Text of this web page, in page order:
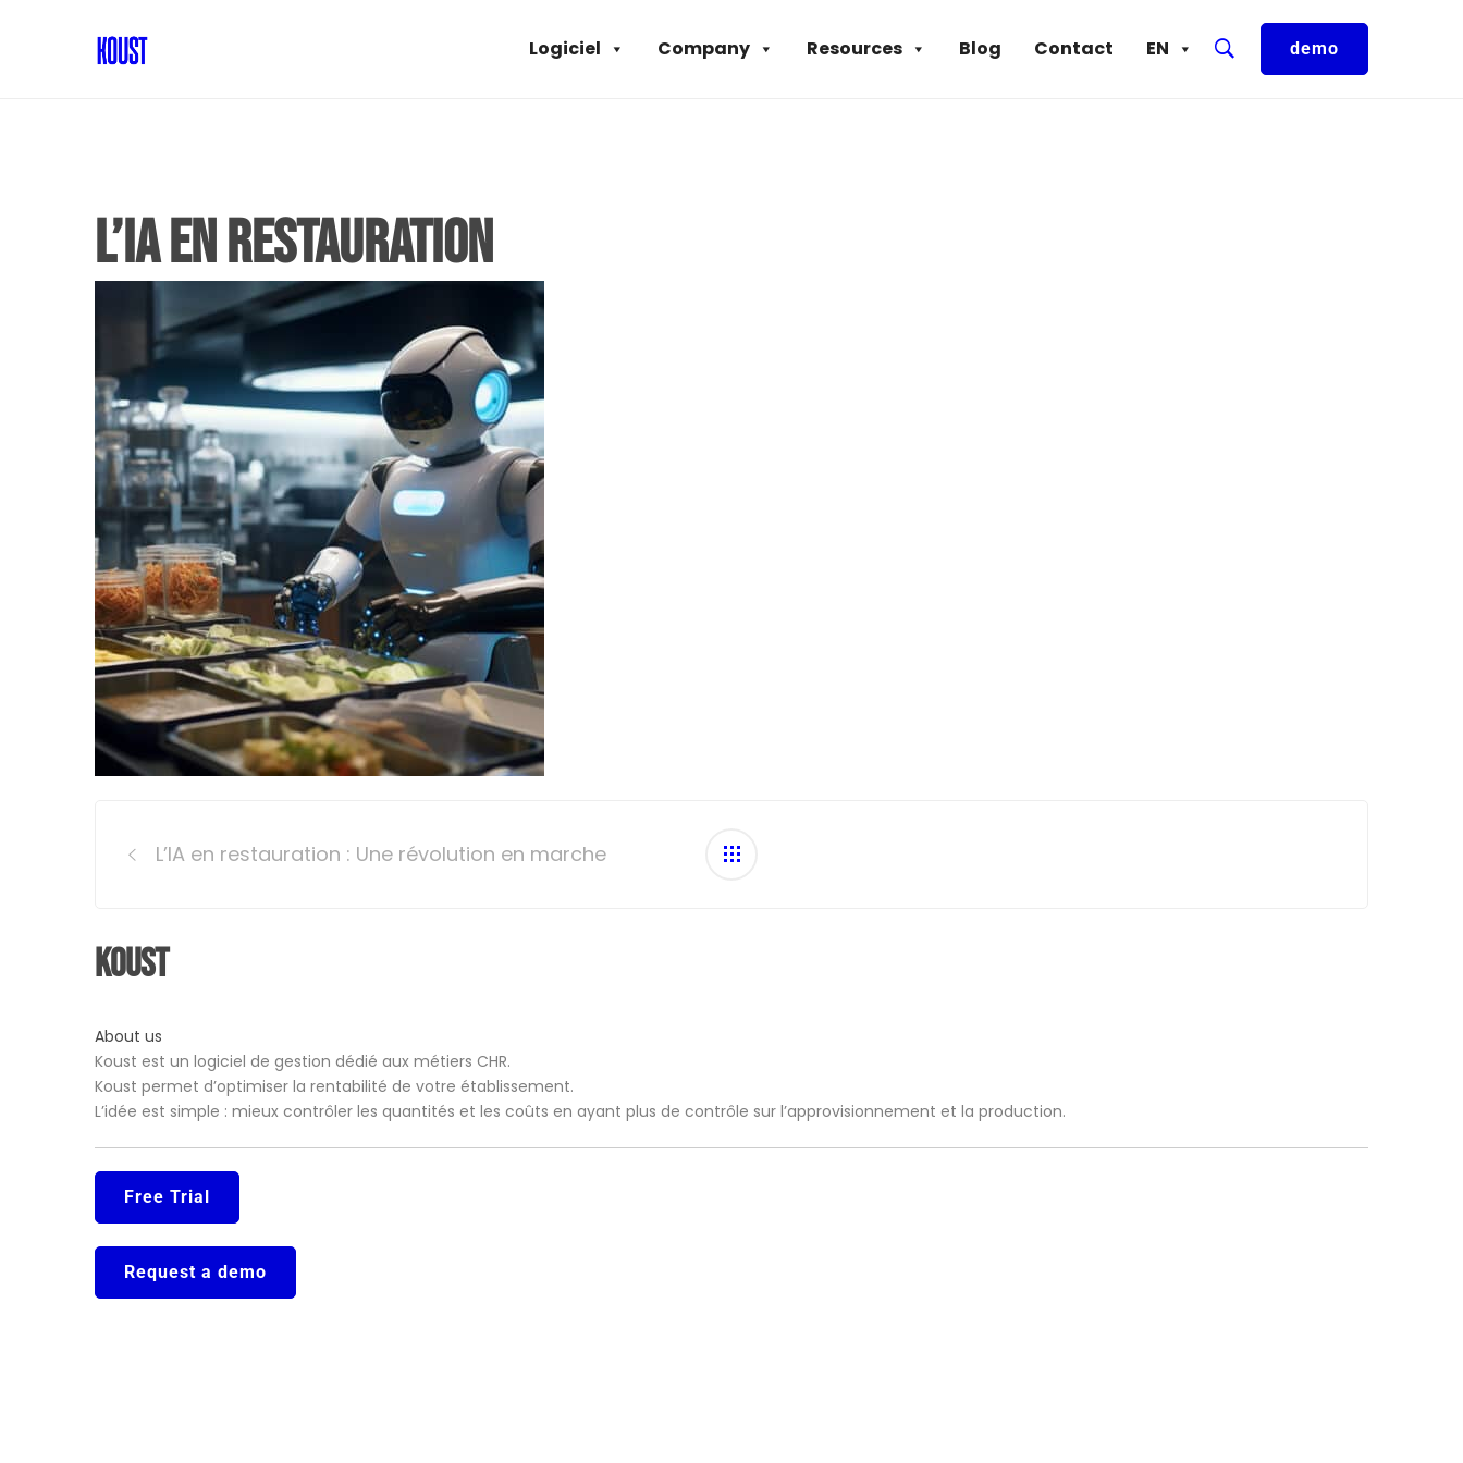
EN
Contact
Blog
Resources
Company
Logiciel demo
L’ia en restauration
navigation
L’IA en restauration : Une révolution en marche
Koust
About us
Koust est un logiciel de gestion dédié aux métiers CHR.
Koust permet d’optimiser la rentabilité de votre établissement.
L’idée est simple : mieux contrôler les quantités et les coûts en ayant plus de contrôle sur l’approvisionnement et la production.
Free Trial
Request a demo